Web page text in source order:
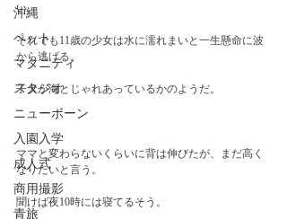
沖縄
ペット
マタニティ
スタジオ
ニューボーン
入園入学
成人式
商用撮影
青旅
い。
それでも11歳の少女は水に濡れまいと一生懸命に波
から逃げる。
子犬が海とじゃれあっているかのようだ。
ママと変わらないくらいに背は伸びたが、まだ高く
なりたいと言う。
聞けば夜10時には寝てるそう。